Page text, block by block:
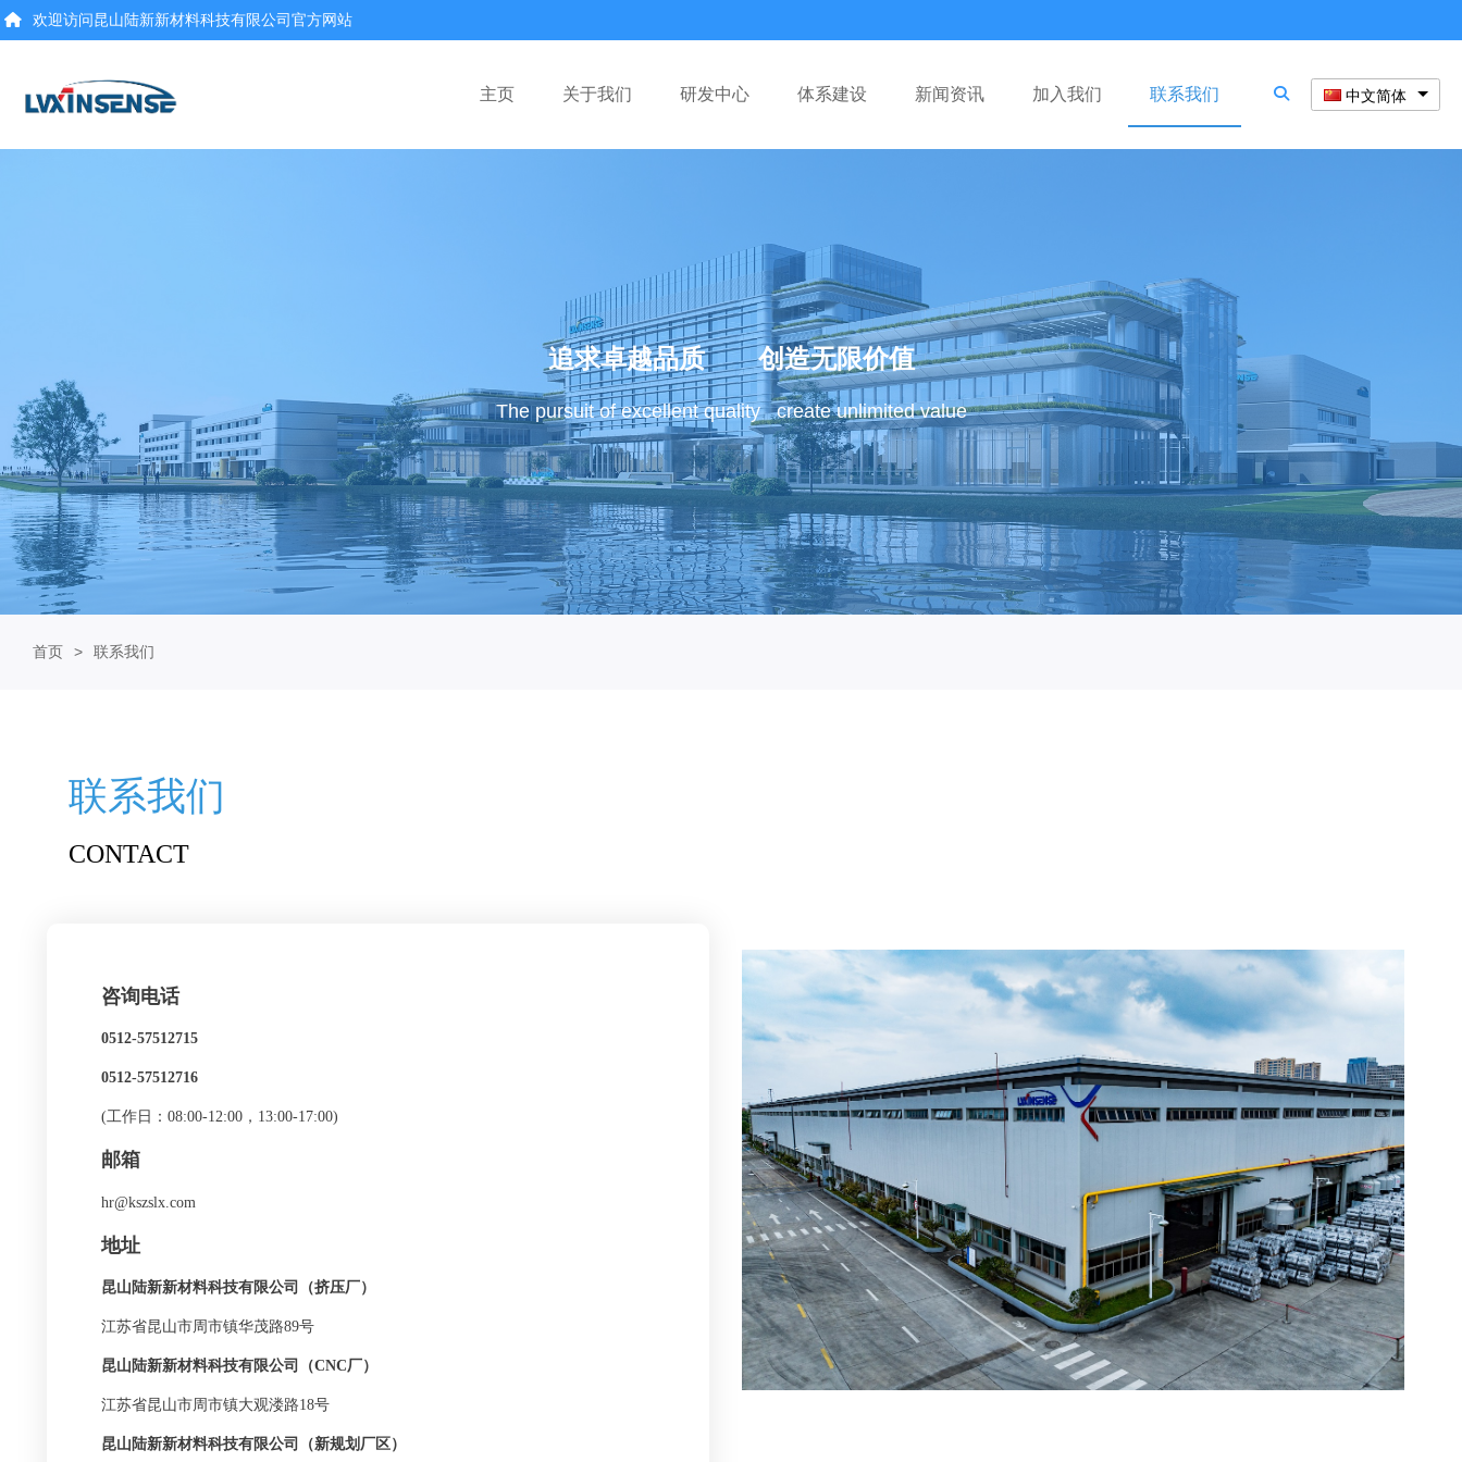
欢迎访问昆山陆新新材料科技有限公司官方网站
主页 关于我们 研发中心 体系建设 新闻资讯 加入我们 联系我们 中文简体
追求卓越品质 创造无限价值
The pursuit of excellent quality create unlimited value
首页 联系我们
联系我们
CONTACT
咨询电话
0512-57512715
0512-57512716
(工作日：08:00-12:00，13:00-17:00)
邮箱
hr@kszslx.com
地址
昆山陆新新材料科技有限公司（挤压厂）
江苏省昆山市周市镇华茂路89号
昆山陆新新材料科技有限公司（CNC厂）
江苏省昆山市周市镇大观溇路18号
昆山陆新新材料科技有限公司（新规划厂区）